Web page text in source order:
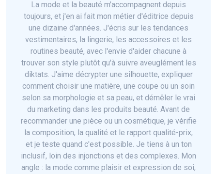
La mode et la beauté m'accompagnent depuis
toujours, et j'en ai fait mon métier d'éditrice depuis
une dizaine d'années. J'écris sur les tendances
vestimentaires, la lingerie, les accessoires et les
routines beauté, avec l'envie d'aider chacune à
trouver son style plutôt qu'à suivre aveuglément les
diktats. J'aime décrypter une silhouette, expliquer
comment choisir une matière, une coupe ou un soin
selon sa morphologie et sa peau, et démêler le vrai
du marketing dans les produits beauté. Avant de
recommander une pièce ou un cosmétique, je vérifie
la composition, la qualité et le rapport qualité-prix,
et je teste quand c'est possible. Je tiens à un ton
inclusif, loin des injonctions et des complexes. Mon
angle : la mode comme plaisir et expression de soi,